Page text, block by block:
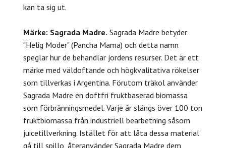
kan ta sig ut.
Märke: Sagrada Madre. Sagrada Madre betyder
"Helig Moder" (Pancha Mama) och detta namn
speglar hur de behandlar jordens resurser. Det är ett
märke med väldoftande och högkvalitativa rökelser
som tillverkas i Argentina. Förutom träkol använder
Sagrada Madre en doftfri fruktbaserad biomassa
som förbränningsmedel. Varje år slängs över 100 ton
fruktbiomassa från industriell bearbetning såsom
juicetillverkning. Istället för att låta dessa material
gå till spillo, återanvänder Sagrada Madre dem